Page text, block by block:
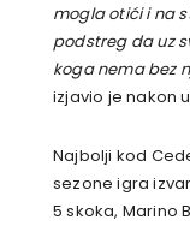
mogla otići i na
podstreg da uz
koga nema bez
izjavio je nakon
Najbolji kod
sezone igra
5 skoka, Marino